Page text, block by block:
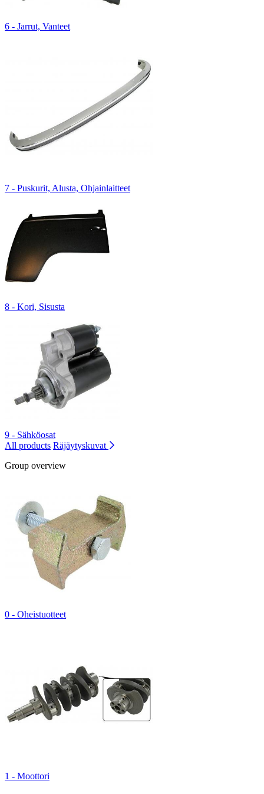
6 - Jarrut, Vanteet
7 - Puskurit, Alusta, Ohjainlaitteet
8 - Kori, Sisusta
9 - Sähköosat
All products Räjäytyskuvat
Group overview
0 - Oheistuotteet
1 - Moottori